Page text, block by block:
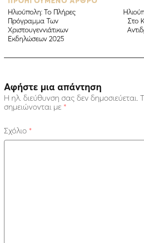
Ηλιούπολη: Το Πλήρες
Πρόγραμμα Των
Χριστουγεννιάτικων
Εκδηλώσεων 2025
Στο
Αφήστε μια απάντηση
Η ηλ. διεύθυνση σας δεν δημοσιεύεται.
σημειώνονται με *
Σχόλιο *